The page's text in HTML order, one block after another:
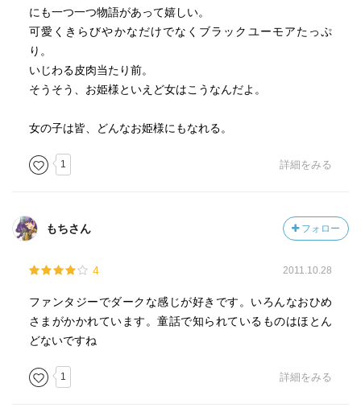
にも一つ一つ物語があって嬉しい。
可愛くきらびやかなだけでなくブラックユーモアたっぷ
り。
いじわる皮肉当たり前。
そうそう、お姫様といえど女はこうなんだよ。
女の子は皆、どんなお姫様にもなれる。
1 詳細をみる
もちさん フォロー
4 2011.10.28
ファンタジーでダークな感じが好きです。いろんなおひめ
さまがかかれています。童話で知られているものはほとん
どないですね
1 詳細をみる